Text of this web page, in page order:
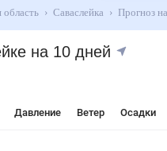
область Саваслейка
на 10 дней
Давление Ветер Осадки